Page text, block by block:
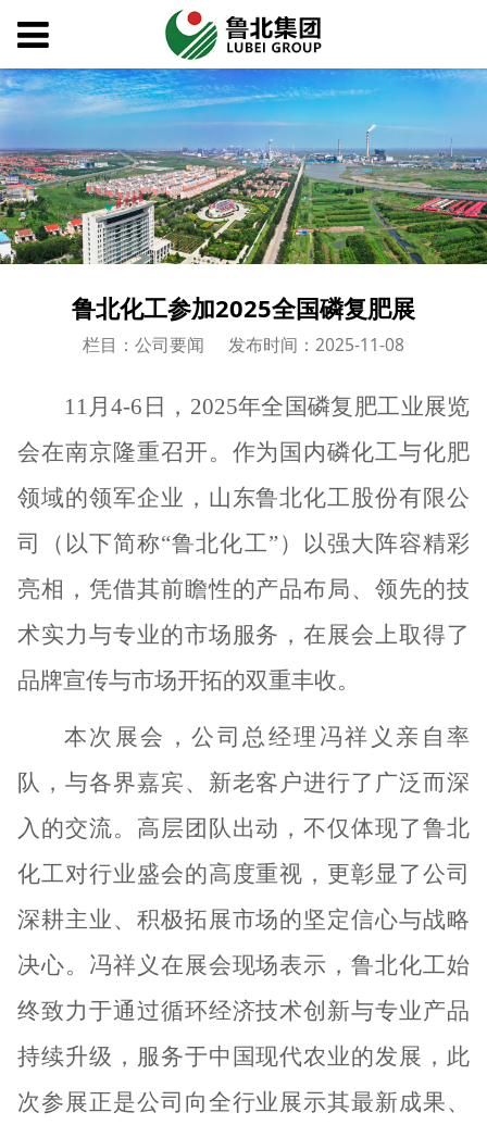
鲁北化工参加2025全国磷复肥展
栏目：公司要闻 发布时间：2025-11-08
11月4-6日，2025年全国磷复肥工业展览
会在南京隆重召开。作为国内磷化工与化肥
领域的领军企业，山东鲁北化工股份有限公
司（以下简称“鲁北化工”）以强大阵容精彩
亮相，凭借其前瞻性的产品布局、领先的技
术实力与专业的市场服务，在展会上取得了
品牌宣传与市场开拓的双重丰收。
本次展会，公司总经理冯祥义亲自率
队，与各界嘉宾、新老客户进行了广泛而深
入的交流。高层团队出动，不仅体现了鲁北
化工对行业盛会的高度重视，更彰显了公司
深耕主业、积极拓展市场的坚定信心与战略
决心。冯祥义在展会现场表示，鲁北化工始
终致力于通过循环经济技术创新与专业产品
持续升级，服务于中国现代农业的发展，此
次参展正是公司向全行业展示其最新成果、